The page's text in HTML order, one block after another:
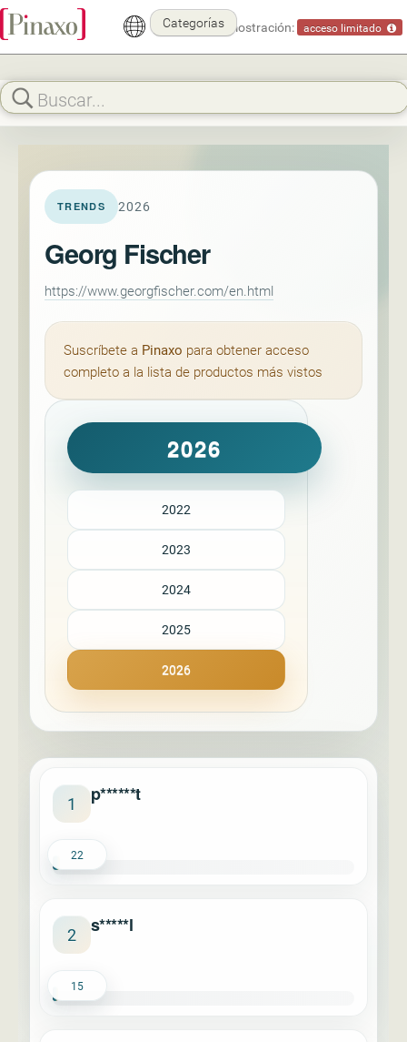
Modo demostración: acceso limitado
Categorías
TRENDS 2026
Georg Fischer
https://www.georgfischer.com/en.html
Suscríbete a Pinaxo para obtener acceso
completo a la lista de productos más vistos
2026
2022
2023
2024
2025
2026
1 p******t
22
2 s*****l
15